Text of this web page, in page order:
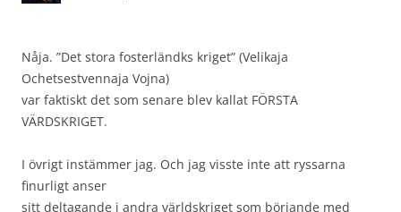
Nåja. ”Det stora fosterländks kriget” (Velikaja
Ochetsestvennaja Vojna)
var faktiskt det som senare blev kallat FÖRSTA
VÄRDSKRIGET.
I övrigt instämmer jag. Och jag visste inte att ryssarna
finurligt anser
sitt deltagande i andra världskriget som börjande med